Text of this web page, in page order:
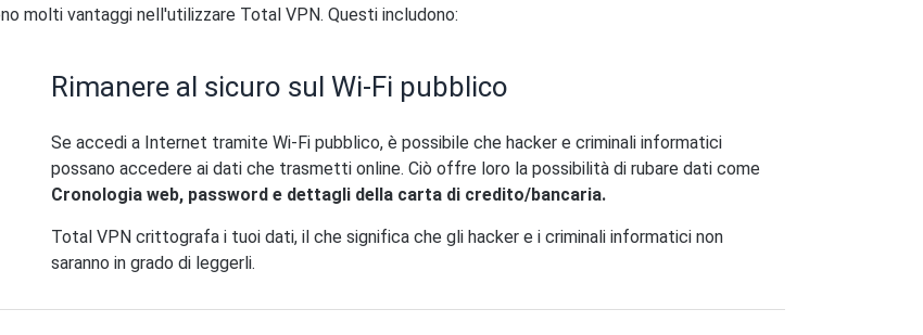
molti vantaggi nell'utilizzare Total VPN. Questi includono:
Rimanere al sicuro sul Wi-Fi pubblico
Se accedi a Internet tramite Wi-Fi pubblico, è possibile che hacker e criminali informatici
possano accedere ai dati che trasmetti online. Ciò offre loro la possibilità di rubare dati come
Cronologia web, password e dettagli della carta di credito/bancaria.
Total VPN crittografa i tuoi dati, il che significa che gli hacker e i criminali informatici non
saranno in grado di leggerli.